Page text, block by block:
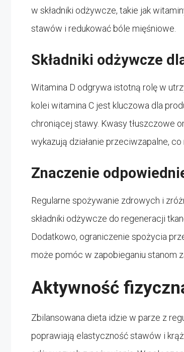
w składniki odżywcze, takie jak
stawów i redukować bóle mięśniowe.
Składniki odżywcze
Witamina D odgrywa istotną rolę w
kolei witamina C jest kluczowa dla
chroniącej stawy. Kwasy tłuszczowe
wykazują działanie przeciwzapalne,
Znaczenie
Regularne spożywanie zdrowych i
składniki odżywcze do regeneracji
Dodatkowo, ograniczenie spożycia
może pomóc w zapobieganiu stanom
Aktywność
Zbilansowana dieta idzie w parze z
poprawiają elastyczność stawów i